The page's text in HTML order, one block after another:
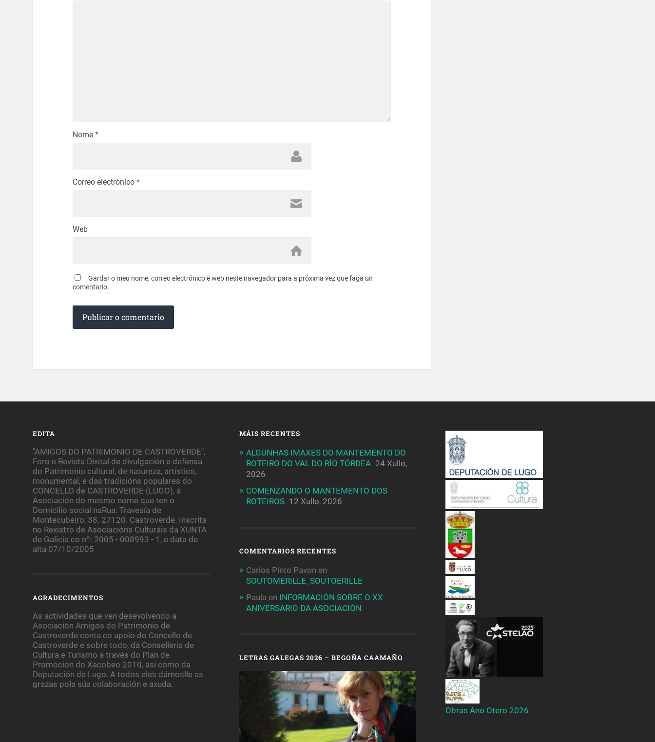
Nome *
Correo electrónico *
Web
Gardar o meu nome, correo electrónico e web neste navegador para a próxima vez que faga un
comentario.
EDITA
"AMIGOS DO PATRIMONIO DE CASTROVERDE",
Foro e Revista Dixital de divulgación e defensa
do Patrimonio cultural, de natureza, artístico,
monumental, e das tradicións populares do
CONCELLO de CASTROVERDE (LUGO), a
Asociación do mesmo nome que ten o
Domicilio social naRua: Travesía de
Montecubeiro, 38. 27120. Castroverde. Inscrita
no Rexistro de Asociacións Culturáis da XUNTA
de Galicia co nº: 2005 - 008993 - 1, e data de
alta 07/10/2005
AGRADECIMENTOS
As actividades que ven desevolvendo a
Asociación Amigos do Patrimonio de
Castroverde conta co apoio do Concello de
Castroverde e sobre todo, da Consellería de
Cultura e Turismo a través do Plan de
Promoción do Xacobeo 2010, así como da
Deputación de Lugo. A todos eles dámoslle as
grazas pola súa colaboración e axuda.
MÁIS RECENTES
ALGUNHAS IMAXES DO MANTEMENTO DO
ROTEIRO DO VAL DO RÍO TÓRDEA 24 Xullo,
2026
COMENZANDO O MANTEMENTO DOS
ROTEIROS 12 Xullo, 2026
COMENTARIOS RECENTES
Carlos Pinto Pavon en
SOUTOMERILLE_SOUTOERILLE
Paula en INFORMACIÓN SOBRE O XX
ANIVERSARIO DA ASOCIACIÓN
LETRAS GALEGAS 2026 – BEGOÑA CAAMAÑO
Obras Ano Otero 2026